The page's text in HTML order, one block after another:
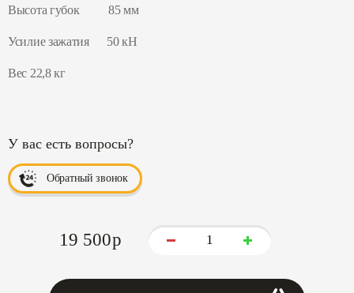
Высота губок 85 мм
Усилие зажатия 50 кН
Вес 22,8 кг
У вас есть вопросы?
Обратный звонок
19 500p